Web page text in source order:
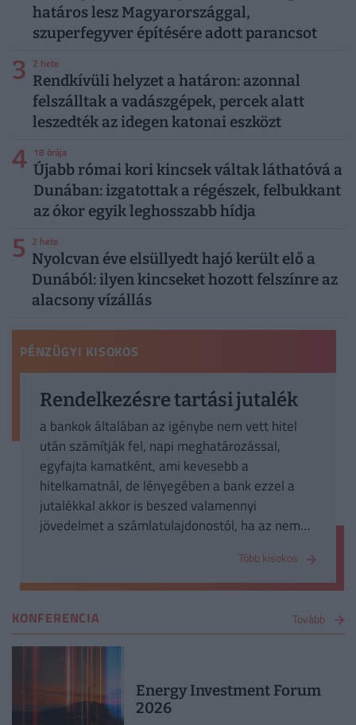
határos lesz Magyarországgal,
szuperfegyver építésére adott parancsot
3 2 hete
Rendkívüli helyzet a határon: azonnal
felszálltak a vadászgépek, percek alatt
leszedték az idegen katonai eszközt
4 18 órája
Újabb római kori kincsek váltak láthatóvá a
Dunában: izgatottak a régészek, felbukkant
az ókor egyik leghosszabb hídja
5 2 hete
Nyolcvan éve elsüllyedt hajó került elő a
Dunából: ilyen kincseket hozott felszínre az
alacsony vízállás
PÉNZÜGYI KISOKOS
Rendelkezésre tartási jutalék
a bankok általában az igénybe nem vett hitel
után számítják fel, napi meghatározással,
egyfajta kamatként, ami kevesebb a
hitelkamatnál, de lényegében a bank ezzel a
jutalékkal akkor is beszed valamennyi
jövedelmet a számlatulajdonostól, ha az nem
Több kisokos
KONFERENCIA Tovább
Energy Investment Forum
2026